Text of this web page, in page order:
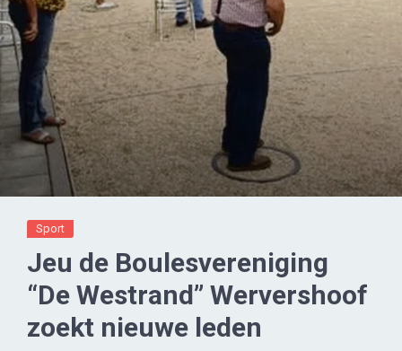
Sport
Jeu de Boulesvereniging
“De Westrand” Wervershoof
zoekt nieuwe leden